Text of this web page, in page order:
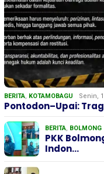
BERITA, KOTAMOBAGU Senin,
Pontodon–Upai:
BERITA, BOLMONG
PKK
Indon…